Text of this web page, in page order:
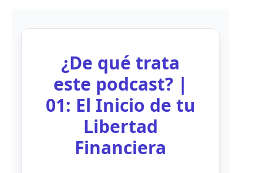
¿De qué trata
este podcast? |
01: El Inicio de tu
Libertad
Financiera